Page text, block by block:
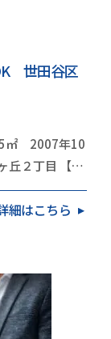
世田谷区
㎡ 2007年10
細はこちら